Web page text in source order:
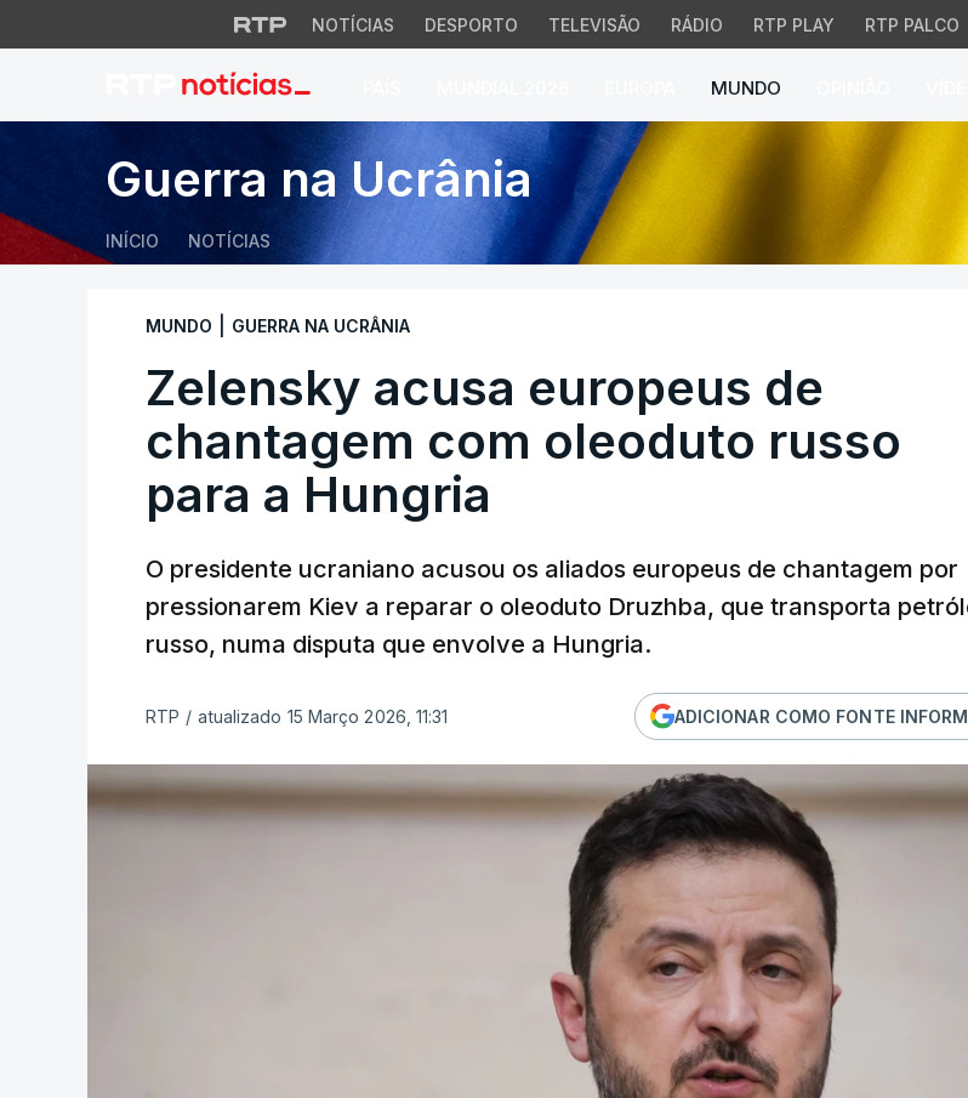
NOTÍCIAS DESPORTO TELEVISÃO RÁDIO RTP PLAY RTP PALCO
MUNDO
Zelensky acusa europeus de
Guerra na Ucrânia
INÍCIO NOTÍCIAS
MUNDO GUERRA NA UCRÂNIA
Zelensky acusa europeus de
chantagem com oleoduto russo
para a Hungria
O presidente ucraniano acusou os aliados europeus de chantagem por
pressionarem Kiev a reparar o oleoduto Druzhba, que transporta
russo, numa disputa que envolve a Hungria.
RTP / atualizado 15 Março 2026, 11:31 ADICIONAR COMO FONTE